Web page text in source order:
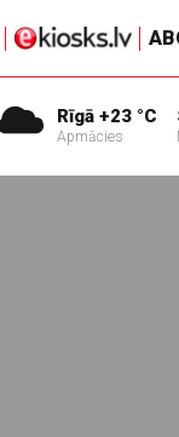
Rīgā +23 °C
Apmācies